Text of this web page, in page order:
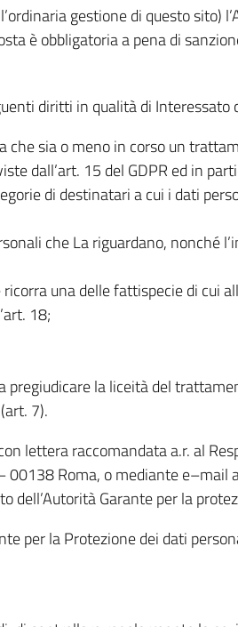
gestione di questo sito)
è obbligatoria a pena di
diritti in qualità di
sia o meno in corso un
dall’art. 15 del GDPR ed in
di destinatari a cui i dati
che La riguardano, nonché
una delle fattispecie di cui
18;
la liceità del
7).
lettera raccomandata a.r. al
Roma, o mediante
dell’Autorità Garante per la
per la Protezione dei dati